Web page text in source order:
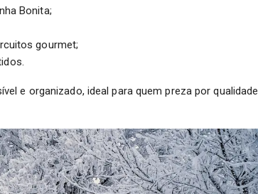
Bonita;
gourmet;
e organizado, ideal para quem preza por qualidade